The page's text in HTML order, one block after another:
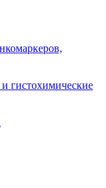
гистохимические